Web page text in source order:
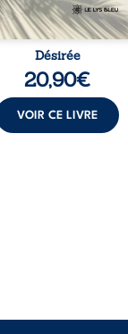
Désirée
20,90€
VOIR CE LIVRE